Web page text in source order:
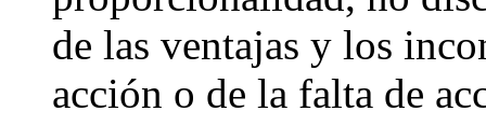
de las ventajas y los
acción o de la falta de